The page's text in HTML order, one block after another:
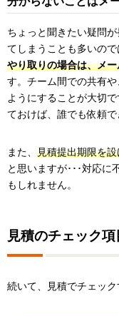
ちょっと聞きたい疑問
てしまうことも多いので
やり取りの場合は、メ
す。チーム間での共有
ようにすることが大切
ておけば、誰でも依頼
また、 見積提出期限を
と思いますが･･･対応に
もしれません。
見積のチェック項
続いて、見積でチェック